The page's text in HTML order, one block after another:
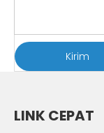
Kirim
LINK CEPAT